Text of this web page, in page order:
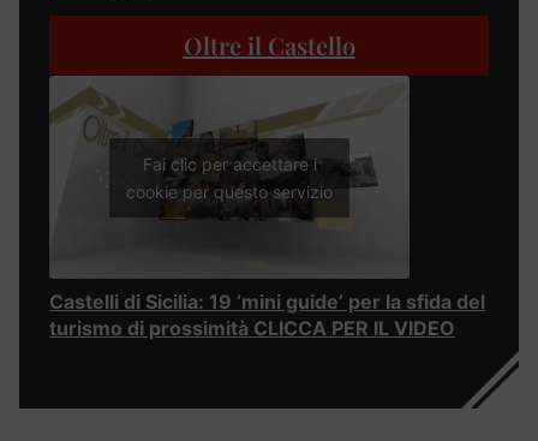
Oltre il Castello
Fai clic per accettare i
cookie per questo servizio
Castelli di Sicilia: 19 ‘mini guide’ per la sfida del
turismo di prossimità CLICCA PER IL VIDEO